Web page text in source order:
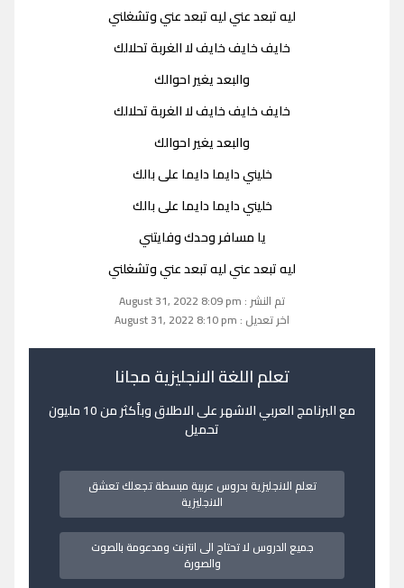
ليه تبعد عني ليه تبعد عني وتشغلني
خايف خايف خايف لا الغربة تحلالك
والبعد يغير احوالك
خايف خايف خايف لا الغربة تحلالك
والبعد يغير احوالك
خليني دايما دايما على بالك
خليني دايما دايما على بالك
يا مسافر وحدك وفايتني
ليه تبعد عني ليه تبعد عني وتشغلني
تم النشر : August 31, 2022 8:09 pm
اخر تعديل : August 31, 2022 8:10 pm
تعلم اللغة الانجليزية مجانا
مع البرنامج العربي الاشهر على الاطلاق وبأكثر من 10 مليون
تحميل
تعلم الانجليزية بدروس عربية مبسطة تجعلك تعشق
الانجليزية
جميع الدروس لا تحتاج الى انترنت ومدعومة بالصوت
والصورة